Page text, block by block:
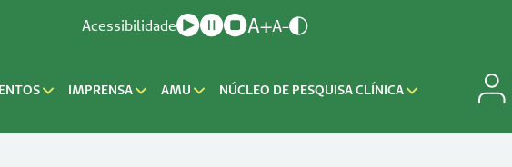
Acessibilidade A+A-
IMPRENSA AMU NÚCLEO DE PESQUISA CLÍNICA